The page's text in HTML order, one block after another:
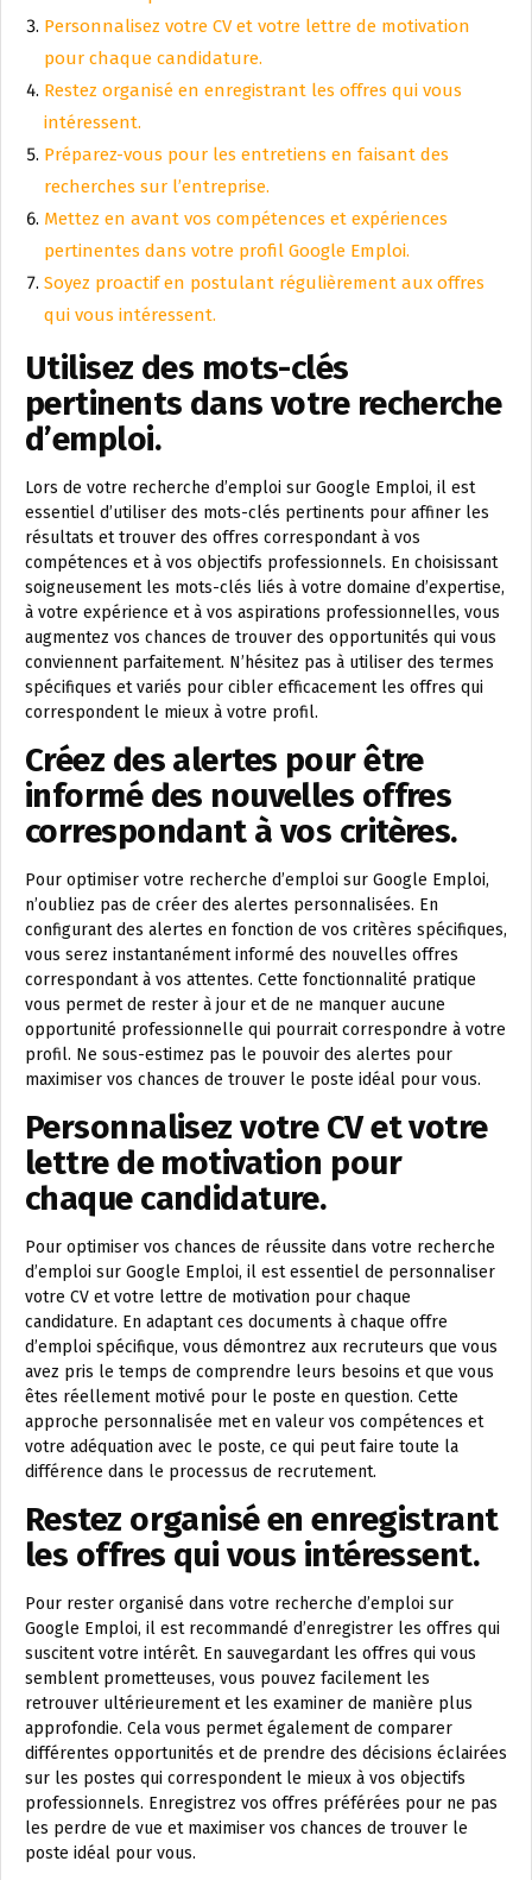
Personnalisez votre CV et votre lettre de motivation
pour chaque candidature.
Restez organisé en enregistrant les offres qui vous
intéressent.
Préparez-vous pour les entretiens en faisant des
recherches sur l’entreprise.
Mettez en avant vos compétences et expériences
pertinentes dans votre profil Google Emploi.
Soyez proactif en postulant régulièrement aux offres
qui vous intéressent.
Utilisez des mots-clés
pertinents dans votre recherche
d’emploi.
Lors de votre recherche d’emploi sur Google Emploi, il est
essentiel d’utiliser des mots-clés pertinents pour affiner les
résultats et trouver des offres correspondant à vos
compétences et à vos objectifs professionnels. En choisissant
soigneusement les mots-clés liés à votre domaine d’expertise,
à votre expérience et à vos aspirations professionnelles, vous
augmentez vos chances de trouver des opportunités qui vous
conviennent parfaitement. N’hésitez pas à utiliser des termes
spécifiques et variés pour cibler efficacement les offres qui
correspondent le mieux à votre profil.
Créez des alertes pour être
informé des nouvelles offres
correspondant à vos critères.
Pour optimiser votre recherche d’emploi sur Google Emploi,
n’oubliez pas de créer des alertes personnalisées. En
configurant des alertes en fonction de vos critères spécifiques,
vous serez instantanément informé des nouvelles offres
correspondant à vos attentes. Cette fonctionnalité pratique
vous permet de rester à jour et de ne manquer aucune
opportunité professionnelle qui pourrait correspondre à votre
profil. Ne sous-estimez pas le pouvoir des alertes pour
maximiser vos chances de trouver le poste idéal pour vous.
Personnalisez votre CV et votre
lettre de motivation pour
chaque candidature.
Pour optimiser vos chances de réussite dans votre recherche
d’emploi sur Google Emploi, il est essentiel de personnaliser
votre CV et votre lettre de motivation pour chaque
candidature. En adaptant ces documents à chaque offre
d’emploi spécifique, vous démontrez aux recruteurs que vous
avez pris le temps de comprendre leurs besoins et que vous
êtes réellement motivé pour le poste en question. Cette
approche personnalisée met en valeur vos compétences et
votre adéquation avec le poste, ce qui peut faire toute la
différence dans le processus de recrutement.
Restez organisé en enregistrant
les offres qui vous intéressent.
Pour rester organisé dans votre recherche d’emploi sur
Google Emploi, il est recommandé d’enregistrer les offres qui
suscitent votre intérêt. En sauvegardant les offres qui vous
semblent prometteuses, vous pouvez facilement les
retrouver ultérieurement et les examiner de manière plus
approfondie. Cela vous permet également de comparer
différentes opportunités et de prendre des décisions éclairées
sur les postes qui correspondent le mieux à vos objectifs
professionnels. Enregistrez vos offres préférées pour ne pas
les perdre de vue et maximiser vos chances de trouver le
poste idéal pour vous.